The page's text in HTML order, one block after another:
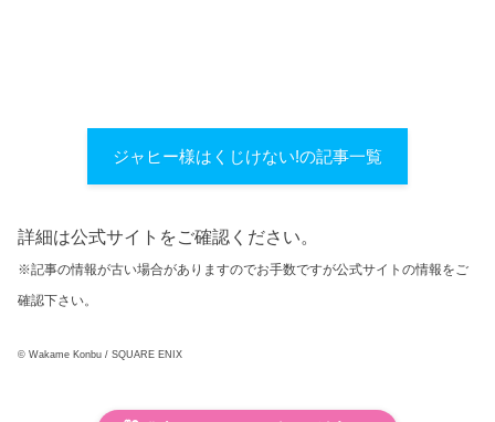
ジャヒー様はくじけない!の記事一覧
詳細は公式サイトをご確認ください。
※記事の情報が古い場合がありますのでお手数ですが公式サイトの情報をご
確認下さい。
© Wakame Konbu / SQUARE ENIX